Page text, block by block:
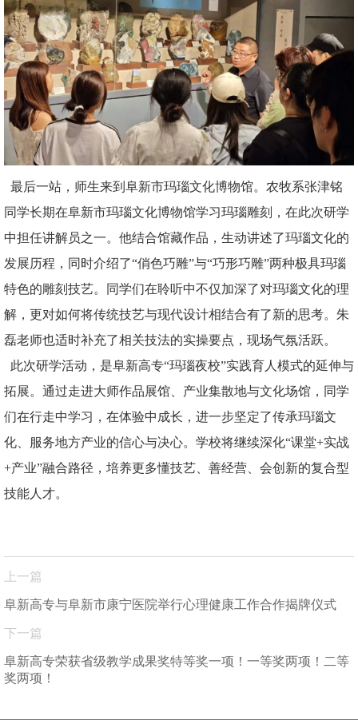
最后一站，师生来到阜新市玛瑙文化博物馆。农牧系张津铭
同学长期在阜新市玛瑙文化博物馆学习玛瑙雕刻，在此次研学
中担任讲解员之一。他结合馆藏作品，生动讲述了玛瑙文化的
发展历程，同时介绍了“俏色巧雕”与“巧形巧雕”两种极具玛瑙
特色的雕刻技艺。同学们在聆听中不仅加深了对玛瑙文化的理
解，更对如何将传统技艺与现代设计相结合有了新的思考。朱
磊老师也适时补充了相关技法的实操要点，现场气氛活跃。
此次研学活动，是阜新高专“玛瑙夜校”实践育人模式的延伸与
拓展。通过走进大师作品展馆、产业集散地与文化场馆，同学
们在行走中学习，在体验中成长，进一步坚定了传承玛瑙文
化、服务地方产业的信心与决心。学校将继续深化“课堂+实战
+产业”融合路径，培养更多懂技艺、善经营、会创新的复合型
技能人才。
上一篇
阜新高专与阜新市康宁医院举行心理健康工作合作揭牌仪式
下一篇
阜新高专荣获省级教学成果奖特等奖一项！一等奖两项！二等
奖两项！